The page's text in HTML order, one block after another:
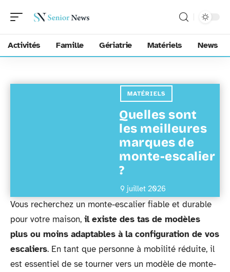
Activités Famille Gériatrie Matériels News
MATÉRIELS
Quelles sont
les meilleures
marques de
monte-escalier
?
9 juillet 2026
Vous recherchez un monte-escalier fiable et durable
pour votre maison, il existe des tas de modèles
plus ou moins adaptables à la configuration de vos
escaliers. En tant que personne à mobilité réduite, il
est essentiel de se tourner vers un modèle de monte-